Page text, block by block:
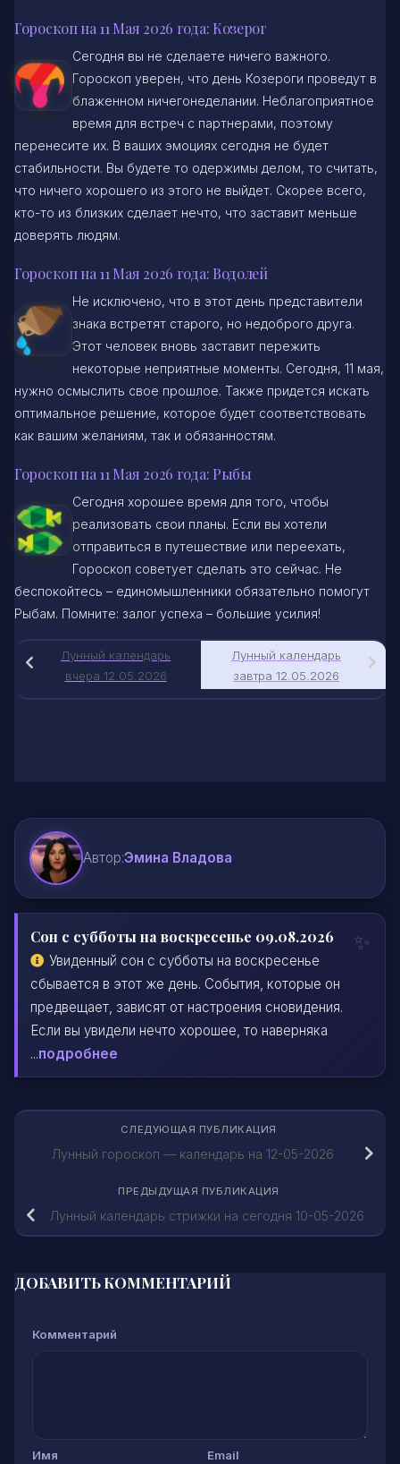
Гороскоп на 11 Мая 2026 года: Козерог
Сегодня вы не сделаете ничего важного.
Гороскоп уверен, что день Козероги проведут в
блаженном ничегонеделании. Неблагоприятное
время для встреч с партнерами, поэтому
перенесите их. В ваших эмоциях сегодня не будет
стабильности. Вы будете то одержимы делом, то считать,
что ничего хорошего из этого не выйдет. Скорее всего,
кто-то из близких сделает нечто, что заставит меньше
доверять людям.
Гороскоп на 11 Мая 2026 года: Водолей
Не исключено, что в этот день представители
знака встретят старого, но недоброго друга.
Этот человек вновь заставит пережить
некоторые неприятные моменты. Сегодня, 11 мая,
нужно осмыслить свое прошлое. Также придется искать
оптимальное решение, которое будет соответствовать
как вашим желаниям, так и обязанностям.
Гороскоп на 11 Мая 2026 года: Рыбы
Сегодня хорошее время для того, чтобы
реализовать свои планы. Если вы хотели
отправиться в путешествие или переехать,
Гороскоп советует сделать это сейчас. Не
беспокойтесь – единомышленники обязательно помогут
Рыбам. Помните: залог успеха – большие усилия!
Лунный календарь
завтра 12.05.2026
Лунный календарь
вчера 12.05.2026
Автор:Эмина Владова
Сон с субботы на воскресенье 09.08.2026
Увиденный сон с субботы на воскресенье
сбывается в этот же день. События, которые он
предвещает, зависят от настроения сновидения.
Если вы увидели нечто хорошее, то наверняка
...подробнее
СЛЕДУЮЩАЯ ПУБЛИКАЦИЯ
Лунный гороскоп — календарь на 12-05-2026
ПРЕДЫДУЩАЯ ПУБЛИКАЦИЯ
Лунный календарь стрижки на сегодня 10-05-2026
ДОБАВИТЬ КОММЕНТАРИЙ
Комментарий
Имя Email